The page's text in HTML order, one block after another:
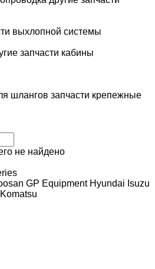
выхлопной системы
запчасти кабины
шлангов запчасти крепежные
не найдено
GP Equipment Hyundai Isuzu
Komatsu